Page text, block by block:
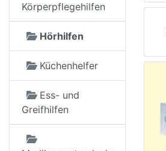
Körperpflegehilfen
Hörhilfen
Küchenhelfer
Ess- und
Greifhilfen